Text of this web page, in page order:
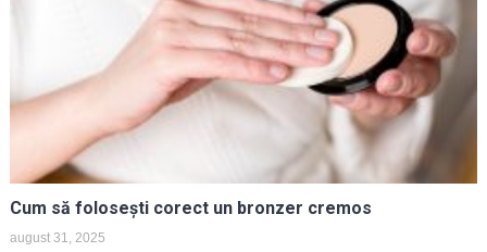
Cum să folosești corect un bronzer cremos
august 31, 2025